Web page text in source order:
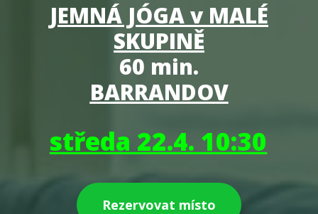
JEMNÁ JÓGA v MALÉ
SKUPINĚ
60 min.
BARRANDOV
středa 22.4. 10:30
Rezervovat místo